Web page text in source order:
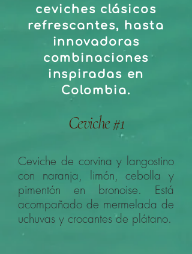
ceviches clásicos
refrescantes, hasta
innovadoras
combinaciones
inspiradas en
Colombia.
Ceviche #1
Ceviche de corvina y langostino
con naranja, limón, cebolla y
pimentón en bronoise. Está
acompañado de mermelada de
uchuvas y crocantes de plátano.